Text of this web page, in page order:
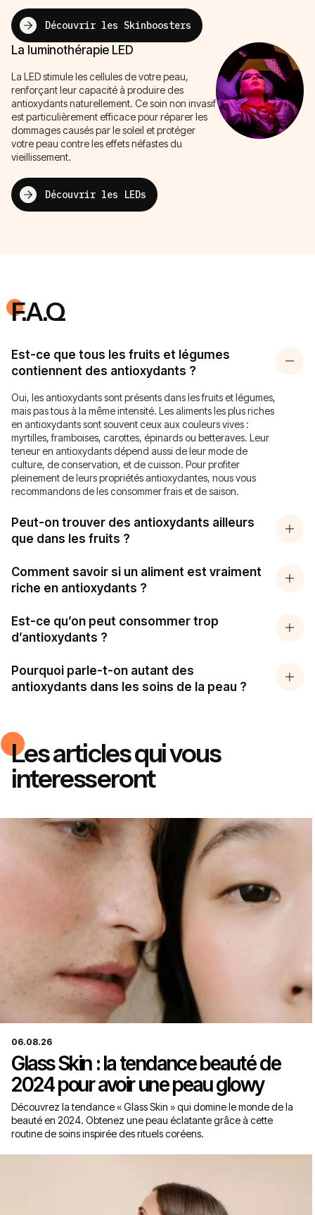
Découvrir les Skinboosters
La luminothérapie LED
La LED stimule les cellules de votre peau,
renforçant leur capacité à produire des
antioxydants naturellement. Ce soin non invasif
est particulièrement efficace pour réparer les
dommages causés par le soleil et protéger
votre peau contre les effets néfastes du
vieillissement.
Découvrir les LEDs
F.A.Q
Est-ce que tous les fruits et légumes
contiennent des antioxydants ?
Oui, les antioxydants sont présents dans les fruits et légumes,
mais pas tous à la même intensité. Les aliments les plus riches
en antioxydants sont souvent ceux aux couleurs vives :
myrtilles, framboises, carottes, épinards ou betteraves. Leur
teneur en antioxydants dépend aussi de leur mode de
culture, de conservation, et de cuisson. Pour profiter
pleinement de leurs propriétés antioxydantes, nous vous
recommandons de les consommer frais et de saison.
Peut-on trouver des antioxydants ailleurs
que dans les fruits ?
Comment savoir si un aliment est vraiment
riche en antioxydants ?
Est-ce qu’on peut consommer trop
d’antioxydants ?
Pourquoi parle-t-on autant des
antioxydants dans les soins de la peau ?
Les articles qui vous
interesseront
Glass Skin : la tendance beauté de
2024 pour avoir une peau glowy
06.08.26
Découvrez la tendance « Glass Skin » qui domine le monde de la
beauté en 2024. Obtenez une peau éclatante grâce à cette
routine de soins inspirée des rituels coréens.